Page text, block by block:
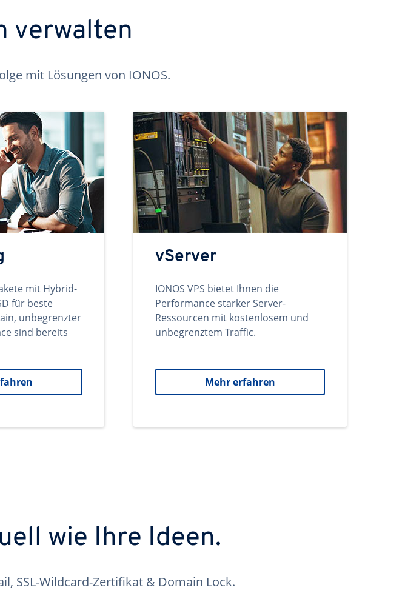
verwalten
mit Lösungen von IONOS.
mit Hybrid-
für beste
unbegrenzter
sind bereits
vServer
IONOS VPS bietet Ihnen die
Performance starker Server-
Ressourcen mit kostenlosem und
unbegrenztem Traffic.
Mehr erfahren
wie Ihre Ideen.
SSL-Wildcard-Zertifikat & Domain Lock.